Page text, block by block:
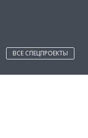
ВСЕ СПЕЦПРОЕКТЫ